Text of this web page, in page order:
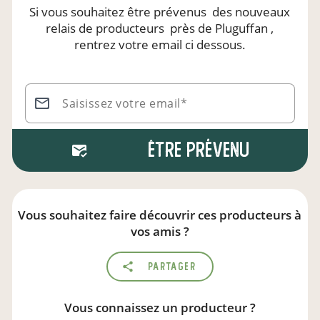
Si vous souhaitez être prévenus des nouveaux
relais de producteurs près de Pluguffan ,
rentrez votre email ci dessous.
Saisissez votre email*
Être prévenu
Vous souhaitez faire découvrir ces producteurs à
vos amis ?
Partager
Vous connaissez un producteur ?